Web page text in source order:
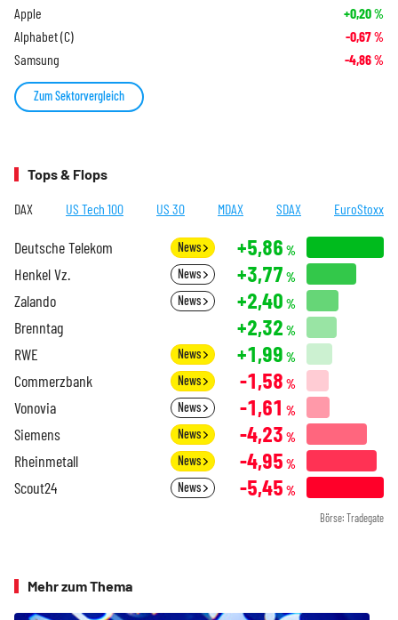
Apple +0,20%
Alphabet (C) -0,67%
Samsung -4,86%
Zum Sektorvergleich
Tops & Flops
DAX US Tech 100 US 30 MDAX SDAX EuroStoxx
Deutsche Telekom News +5,86 %
Henkel Vz. News +3,77 %
Zalando News +2,40 %
Brenntag +2,32 %
RWE News +1,99 %
Commerzbank News -1,58 %
Vonovia News -1,61 %
Siemens News -4,23 %
Rheinmetall News -4,95 %
Scout24 News -5,45 %
Börse: Tradegate
Mehr zum Thema